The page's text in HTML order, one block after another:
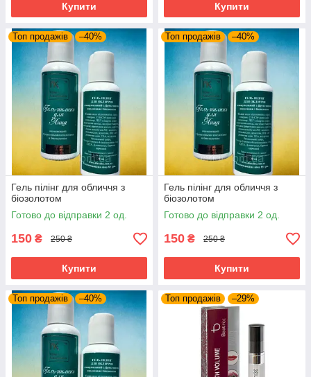
Купити Купити
Топ продажів –40%
Гель пілінг для обличчя з
біозолотом
Готово до відправки 2 од.
150 ₴ 250 ₴
Купити
Топ продажів –40%
Гель пілінг для обличчя з
біозолотом
Готово до відправки 2 од.
150 ₴ 250 ₴
Купити
Топ продажів –40% Топ продажів –29%